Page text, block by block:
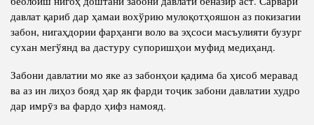
давлат қариб дар ҳамаи вохўрию мулоқотҳояшон аз покизагии
забон, нигаҳдории фарҳанги воло ва эҳсоси масъулияти бузург
сухан мегўянд ва дастуру супоришҳои муфид медиҳанд.
Забони давлатии мо яке аз забонҳои қадима ба ҳисоб меравад
ва аз ин лиҳоз бояд ҳар як фарди тоҷик забони давлатии худро
дар имрӯз ва фардо ҳифз намояд.